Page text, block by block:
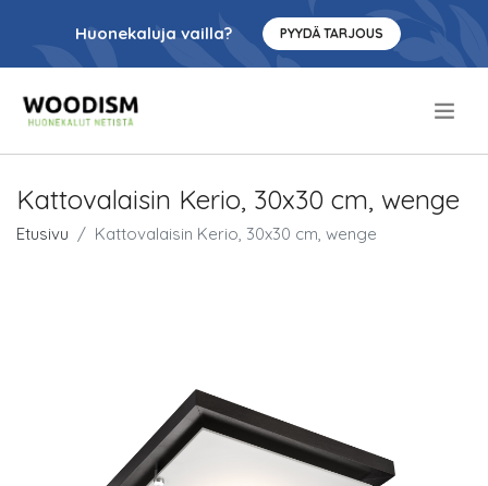
Huonekaluja vailla? PYYDÄ TARJOUS
Kattovalaisin Kerio, 30x30 cm, wenge
Etusivu Kattovalaisin Kerio, 30x30 cm, wenge